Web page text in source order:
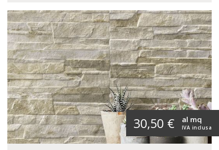
30,50 € IVA inclusa
al mq